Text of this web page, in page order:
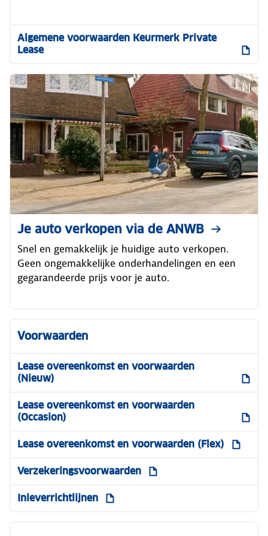
Algemene voorwaarden Keurmerk Private
Lease
Je auto verkopen via de ANWB
Snel en gemakkelijk je huidige auto verkopen.
Geen ongemakkelijke onderhandelingen en een
gegarandeerde prijs voor je auto.
Voorwaarden
Lease overeenkomst en voorwaarden
(Nieuw)
Lease overeenkomst en voorwaarden
(Occasion)
Lease overeenkomst en voorwaarden (Flex)
Verzekeringsvoorwaarden
Inleverrichtlijnen